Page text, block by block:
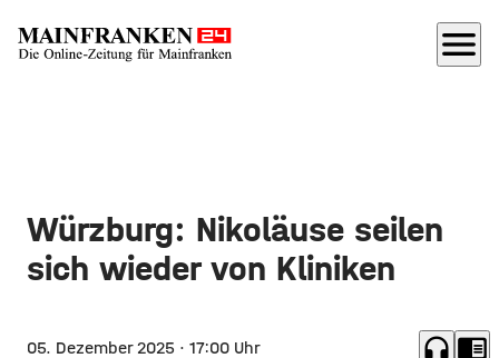
menu
Würzburg: Nikoläuse seilen
sich wieder von Kliniken
05. Dezember 2025 · 17:00 Uhr headphones chrome_reader_mode